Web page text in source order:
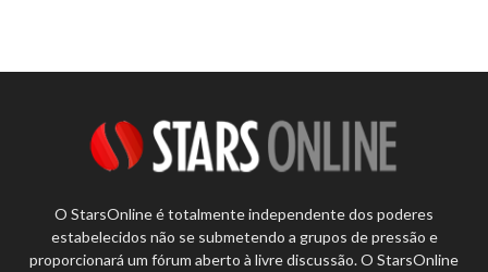
O StarsOnline é totalmente independente dos poderes
estabelecidos não se submetendo a grupos de pressão e
proporcionará um fórum aberto à livre discussão. O StarsOnline